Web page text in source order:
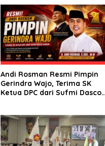
Andi Rosman Resmi Pimpin
Gerindra Wajo, Terima SK
Ketua DPC dari Sufmi Dasco